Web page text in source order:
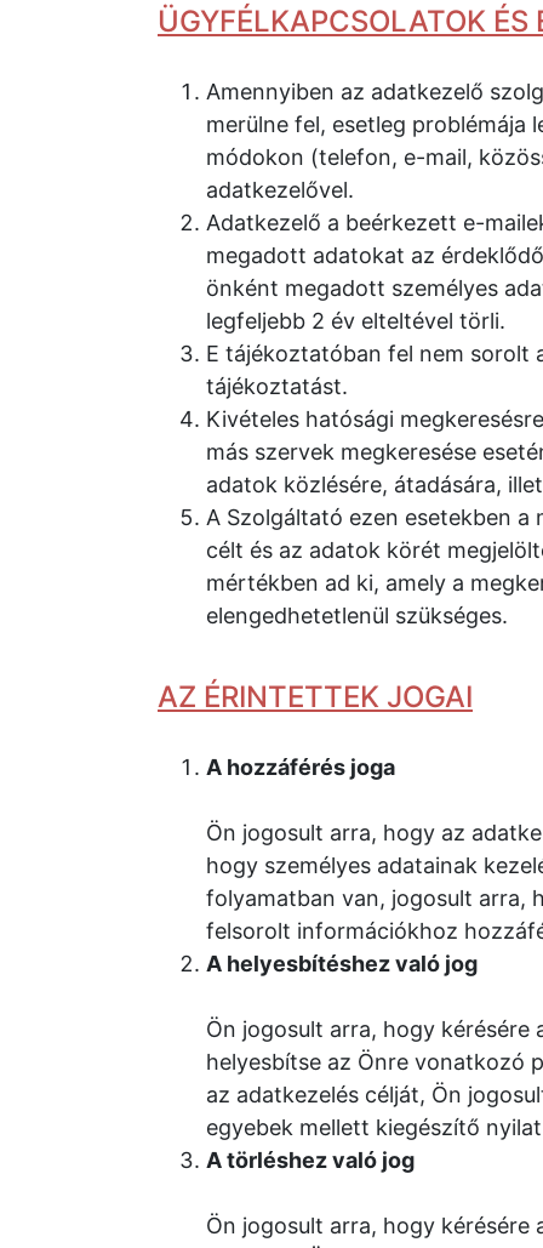
ÜGYFÉLKAPCSOLATOK ÉS
Amennyiben az adatkezelő
merülne fel, esetleg
módokon (telefon, e-mail,
adatkezelővel.
Adatkezelő a beérkezett e-
megadott adatokat az
önként megadott személyes
legfeljebb 2 év elteltével törli.
E tájékoztatóban fel nem sorolt
tájékoztatást.
Kivételes hatósági
más szervek megkeresése
adatok közlésére, átadására,
A Szolgáltató ezen esetekben a
célt és az adatok körét
mértékben ad ki, amely a
elengedhetetlenül szükséges.
AZ ÉRINTETTEK JOGAI
A hozzáférés joga
Ön jogosult arra, hogy az
hogy személyes adatainak
folyamatban van, jogosult arra,
felsorolt információkhoz
A helyesbítéshez való jog
Ön jogosult arra, hogy kérésére
helyesbítse az Önre vonatkozó
az adatkezelés célját, Ön
egyebek mellett kiegészítő
A törléshez való jog
Ön jogosult arra, hogy kérésére